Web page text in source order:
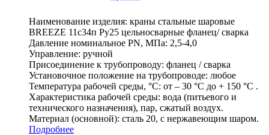
Наименование изделия: краны стальные шаровые
BREEZE 11с34п Ру25 цельносварные фланец/ сварка
Давление номинальное PN, МПа: 2,5-4,0
Управление: ручной
Присоединение к трубопроводу: фланец / сварка
Установочное положение на трубопроводе: любое
Температура рабочей среды, °С: от – 30 °С до + 150 °С .
Характеристика рабочей среды: вода (питьевого и
технического назначения), пар, сжатый воздух.
Материал (основной): сталь 20, с нержавеющим шаром.
Подробнее